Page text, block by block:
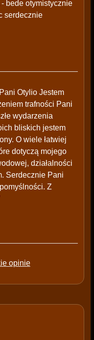
bede otymistycznie
serdecznie
Otylio Jestem
trafności Pani
wydarzenia
bliskich jestem
O wiele łatwiej
dotyczą mojego
działalności
Serdecznie Pani
Z
opinie